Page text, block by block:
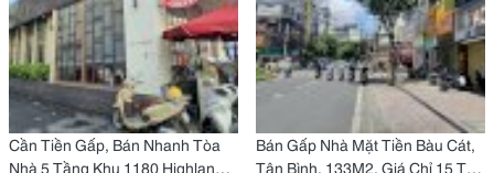
Cần Tiền Gấp, Bán Nhanh Tòa
Nhà 5 Tầng Khu 1180 Highland
Bán Gấp Nhà Mặt Tiền Bàu Cát,
Tân Bình, 133M2, Giá Chỉ 15 Tỷ,